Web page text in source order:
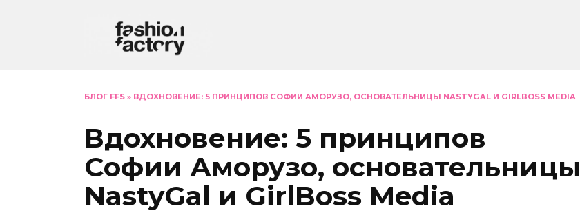
БЛОГ FFS » ВДОХНОВЕНИЕ: 5 ПРИНЦИПОВ СОФИИ АМОРУЗО, ОСНОВАТЕЛЬНИЦЫ NASTYGAL И GIRLBOSS MEDIA
Вдохновение: 5 принципов
Софии Аморузо, основательницы
NastyGal и GirlBoss Media